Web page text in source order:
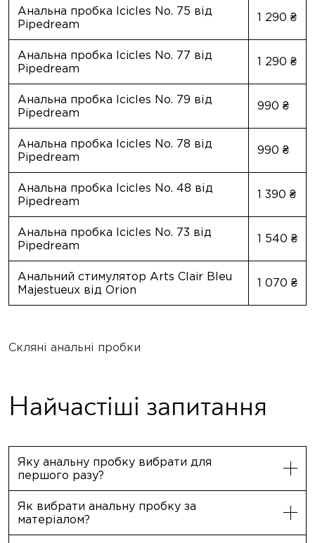
Вікторія
Наталія
Руйнівниця сердець
Анна-Марія
Гість
Юлия
Крутіша ніж Кім
Гість
Анальна пробка Icicles No. 75 від
Pipedream
1 290 ₴
Анальна пробка Icicles No. 77 від
Pipedream
1 290 ₴
Анальна пробка Icicles No. 79 від
Pipedream
990 ₴
Анальна пробка Icicles No. 78 від
Pipedream
990 ₴
Анальна пробка Icicles No. 48 від
Pipedream
1 390 ₴
Анальна пробка Icicles No. 73 від
Pipedream
1 540 ₴
Анальний стимулятор Arts Clair Bleu
Majestueux від Orion
1 070 ₴
Скляні анальні пробки
Найчастіші запитання
Яку анальну пробку вибрати для
першого разу?
Як вибрати анальну пробку за
матеріалом?